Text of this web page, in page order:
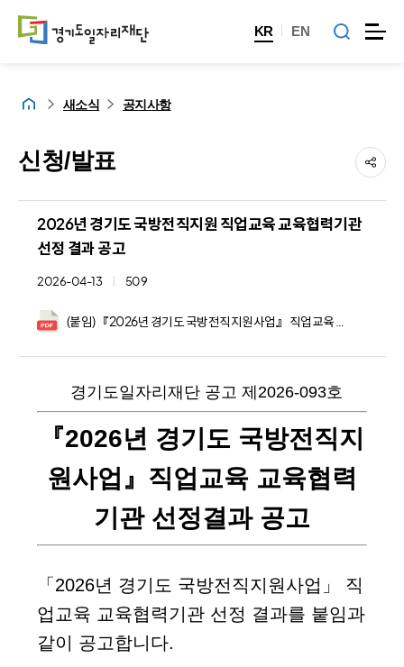
KR EN
홈 새소식 공지사항
신청/발표
2026년 경기도 국방전직지원 직업교육 교육협력기관
선정 결과 공고
2026-04-13 509
경기도일자리재단 공고 제2026-093호
『2026년 경기도 국방전직지
원사업』직업교육 교육협력
기관 선정결과 공고
「2026년 경기도 국방전직지원사업」 직
업교육 교육협력기관 선정 결과를 붙임과
같이 공고합니다.